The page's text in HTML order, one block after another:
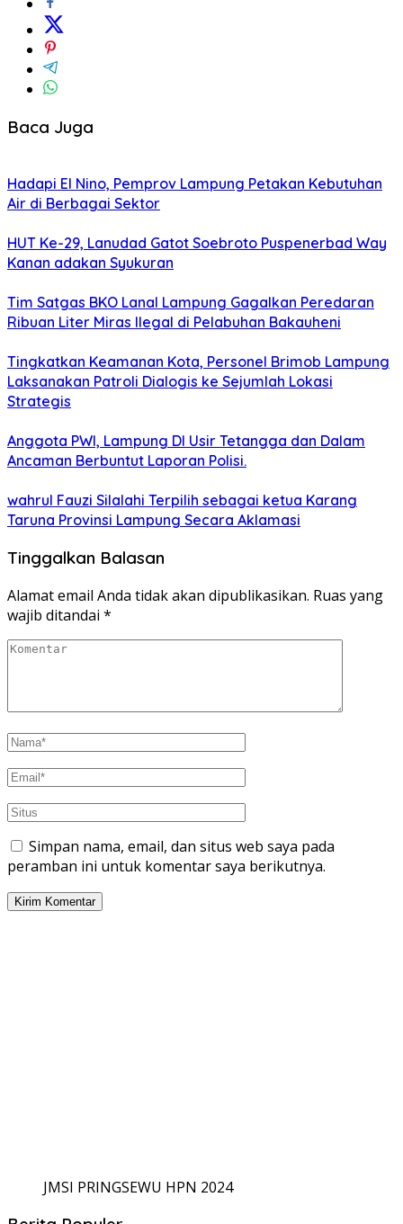
Baca Juga
Hadapi El Nino, Pemprov Lampung Petakan Kebutuhan
Air di Berbagai Sektor
HUT Ke-29, Lanudad Gatot Soebroto Puspenerbad Way
Kanan adakan Syukuran
Tim Satgas BKO Lanal Lampung Gagalkan Peredaran
Ribuan Liter Miras Ilegal di Pelabuhan Bakauheni
Tingkatkan Keamanan Kota, Personel Brimob Lampung
Laksanakan Patroli Dialogis ke Sejumlah Lokasi
Strategis
Anggota PWI, Lampung DI Usir Tetangga dan Dalam
Ancaman Berbuntut Laporan Polisi.
wahrul Fauzi Silalahi Terpilih sebagai ketua Karang
Taruna Provinsi Lampung Secara Aklamasi
Tinggalkan Balasan
Alamat email Anda tidak akan dipublikasikan. Ruas yang
wajib ditandai *
Simpan nama, email, dan situs web saya pada
peramban ini untuk komentar saya berikutnya.
JMSI PRINGSEWU HPN 2024